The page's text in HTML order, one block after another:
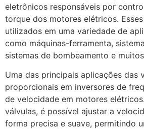
eletrônicos responsáveis por
torque dos motores elétricos.
utilizados em uma variedade de
como máquinas-ferramenta,
sistemas de bombeamento e
Uma das principais aplicações das
proporcionais em inversores de
de velocidade em motores
válvulas, é possível ajustar a
forma precisa e suave, permitindo